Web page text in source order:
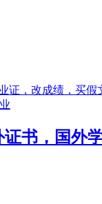
书，国外